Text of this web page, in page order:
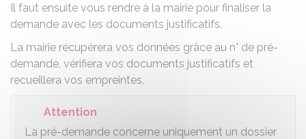
Il faut ensuite vous rendre à la mairie pour finaliser la
demande avec les documents justificatifs.
La mairie récupérera vos données grâce au n° de pré-
demande, vérifiera vos documents justificatifs et
recueillera vos empreintes.
Attention
La pré-demande concerne uniquement un dossier